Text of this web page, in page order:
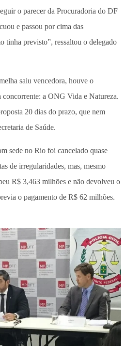
o parecer da Procuradoria do DF
e passou por cima das
tinha previsto”, ressaltou o delegado
saiu vencedora, houve o
concorrente: a ONG Vida e Natureza.
20 dias do prazo, que nem
de Saúde.
sede no Rio foi cancelado quase
de irregularidades, mas, mesmo
R$ 3,463 milhões e não devolveu o
o pagamento de R$ 62 milhões.